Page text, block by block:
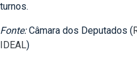
turnos.
Fonte:Câmara dos Deputados (
IDEAL)